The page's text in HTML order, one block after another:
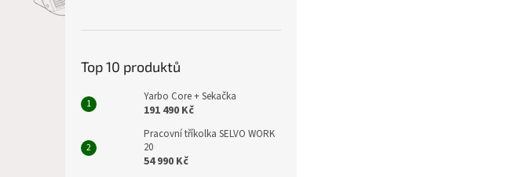
Top 10 produktů
Yarbo Core + Sekačka
191 490 Kč
Pracovní tříkolka SELVO WORK
20
54 990 Kč